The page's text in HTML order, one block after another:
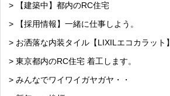
> 【建築中】都内のRC住宅
> 【採用情報】一緒に仕事しよう。
> お洒落な内装タイル【LIXILエコカラット】
> 東京都内のRC住宅 着工します。
> みんなでワイワイガヤガヤ・・